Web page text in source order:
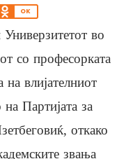
OK
во
со професорката
влијателниот
Партијата за
откако
звања